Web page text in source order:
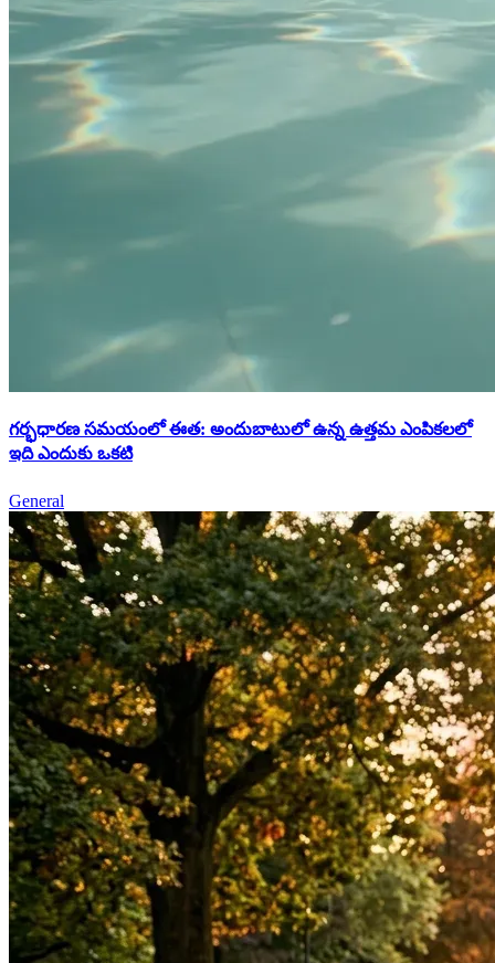
గర్భధారణ సమయంలో ఈత: అందుబాటులో ఉన్న ఉత్తమ ఎంపికలలో
ఇది ఎందుకు ఒకటి
General